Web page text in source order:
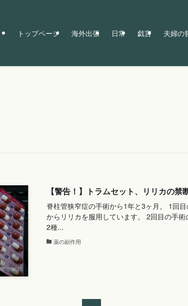
トップページ 海外出張 日常 戯言 夫婦の
【警告！】トラムセット、リリカの禁
脊柱管狭窄症の手術から1年と3ヶ月。 1回
からリリカを服用しています。 2回目の手
2種...
薬の副作用